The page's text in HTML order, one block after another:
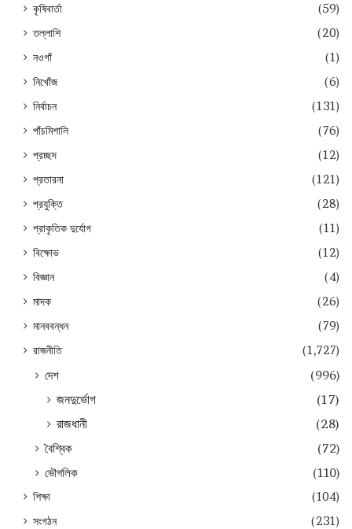
কৃষিবার্তা
(59)
তল্লাশি
(20)
নওগাঁ
(1)
নিখোঁজ
(6)
নির্বাচন
(131)
পাঁচমিশালি
(76)
প্রচ্ছদ
(12)
প্রতারনা
(121)
প্রযুক্তি
(28)
প্রাকৃতিক দুর্যোগ
(11)
বিক্ষোভ
(12)
বিজ্ঞান
(4)
মাদক
(26)
মানববন্ধন
(79)
রাজনীতি
(1,727)
দেশ
(996)
জনদুর্ভোগ
(17)
রাজধানী
(28)
বৈশ্বিক
(72)
ভৌগলিক
(110)
শিক্ষা
(104)
সংগঠন
(231)